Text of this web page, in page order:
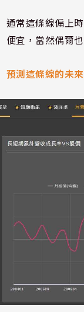
通常這條線偏上
便宜，當然偶爾
預測這條線的未